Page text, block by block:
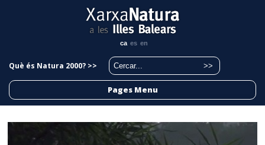
ca es en
Què és Natura 2000? >>
Pages Menu